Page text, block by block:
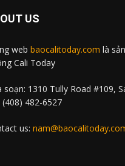
US
web baocalitoday.com là
Cali Today
soạn: 1310 Tully Road #109,
(408) 482-6527
us: